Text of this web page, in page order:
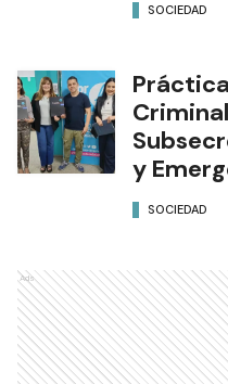
SOCIEDAD
y
SOCIEDAD
Ads